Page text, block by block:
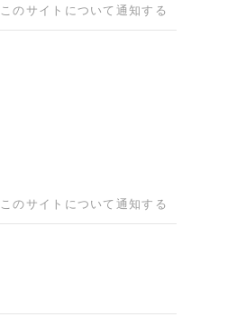
このサイトについて通知する
このサイトについて通知する